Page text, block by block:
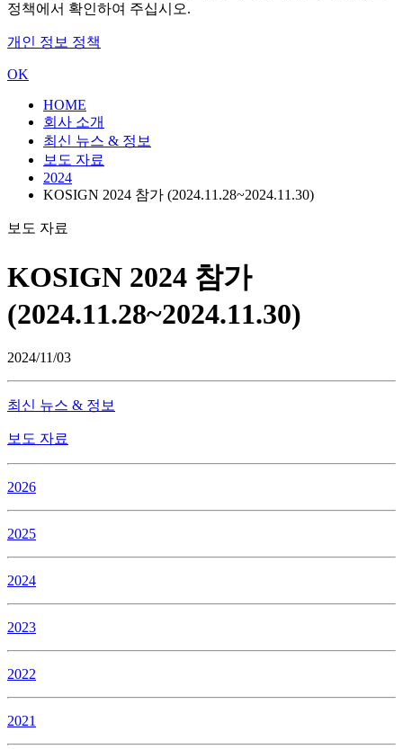
정책에서 확인하여 주십시오.
개인 정보 정책
OK
HOME
회사 소개
최신 뉴스 & 정보
보도 자료
2024
KOSIGN 2024 참가 (2024.11.28~2024.11.30)
보도 자료
KOSIGN 2024 참가
(2024.11.28~2024.11.30)
2024/11/03
최신 뉴스 & 정보
보도 자료
2026
2025
2024
2023
2022
2021